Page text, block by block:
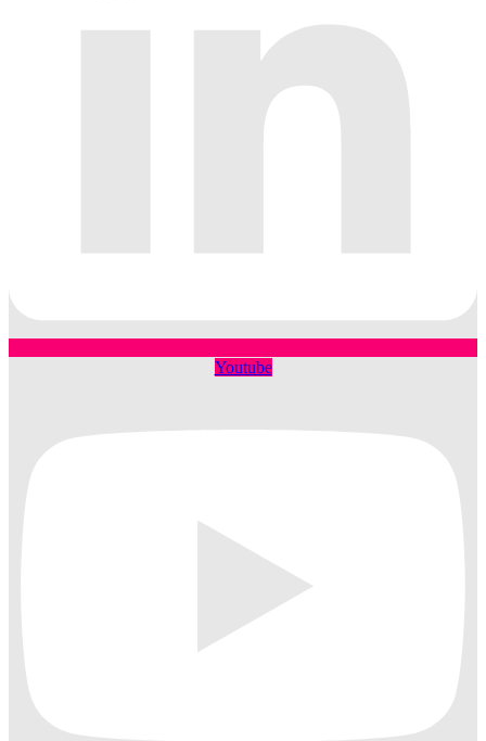
Youtube